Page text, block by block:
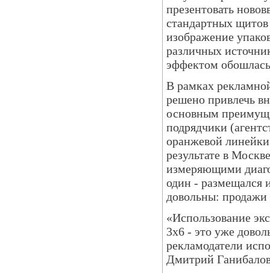
презентовать
стандартных
изображение
различных
эффектом
В рамках
решено привлечь
основным
подрядчики
оранжевой
результате в
измеряющими
один - размещался
довольны: продажи
«Использование
3х6 - это уже
рекламодатели
Дмитрий